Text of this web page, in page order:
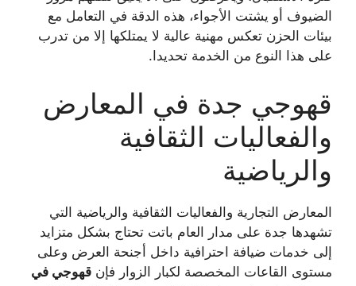
الضيوف أو يشتت الأجواء، هذه الدقة في التعامل مع
بيئات الحزن تعكس مهنية عالية لا يمتلكها إلا من تدرب
على هذا النوع من الخدمة تحديدا.
قهوجي جدة في المعارض
والفعاليات الثقافية
والرياضية
المعارض التجارية والفعاليات الثقافية والرياضية التي
تشهدها جدة على مدار العام باتت تحتاج بشكل متزايد
إلى خدمات ضيافة احترافية داخل أجنحة العرض وعلى
مستوى القاعات المخصصة لكبار الزوار فإن قهوجي في